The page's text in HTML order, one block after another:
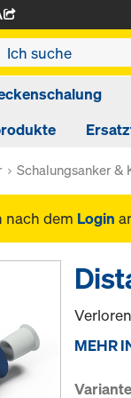
Schalungsanker &
nach dem Login
MEHR